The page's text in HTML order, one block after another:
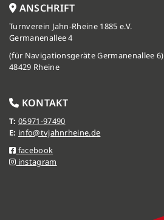
ANSCHRIFT
Turnverein Jahn-Rheine 1885 e.V.
Germanenallee 4
(für Navigationsgeräte Germanenallee 6)
48429 Rheine
KONTAKT
T: 05971-97490
E: info@tvjahnrheine.de
facebook
instagram